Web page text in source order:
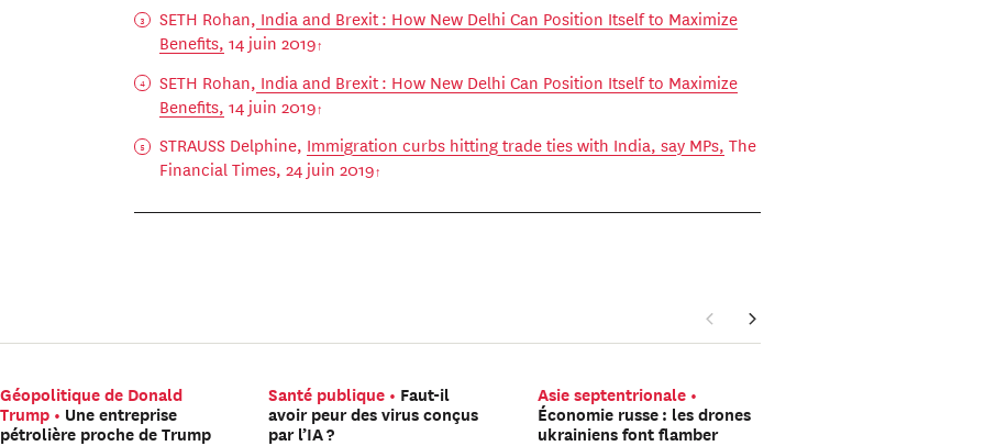
SETH Rohan, India and Brexit : How New Delhi Can Position Itself to Maximize
Benefits, 14 juin 2019
SETH Rohan, India and Brexit : How New Delhi Can Position Itself to Maximize
Benefits, 14 juin 2019
STRAUSS Delphine, Immigration curbs hitting trade ties with India, say MPs, The
Financial Times, 24 juin 2019
Géopolitique de Donald
Trump
Une entreprise
pétrolière proche de Trump
Santé publique
Faut-il
avoir peur des virus conçus
par l’IA ?
Asie septentrionale
Économie russe : les drones
ukrainiens font flamber